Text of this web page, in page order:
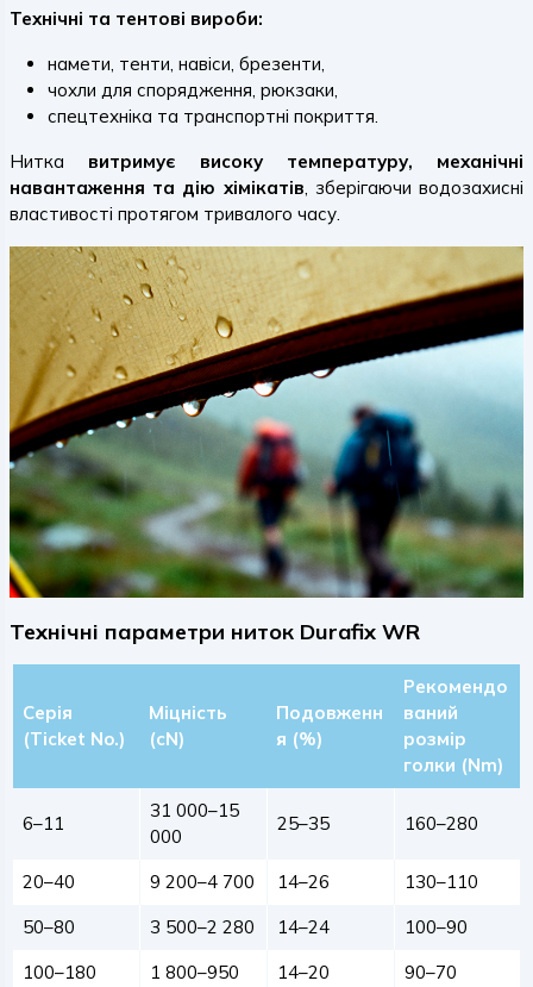
Технічні та тентові вироби:
намети, тенти, навіси, брезенти,
чохли для спорядження, рюкзаки,
спецтехніка та транспортні покриття.
Нитка витримує високу температуру, механічні
навантаження та дію хімікатів, зберігаючи водозахисні
властивості протягом тривалого часу.
Технічні параметри ниток Durafix WR
Серія
(Ticket No.)
Міцність
(cN)
Подовженн
я (%)
Рекомендо
ваний
розмір
голки (Nm)
6–11
31 000–15
000
25–35 160–280
20–40 9 200–4 700 14–26
130–110
50–80
3 500–2 280 14–24
100–90
100–180
1 800–950 14–20
90–70